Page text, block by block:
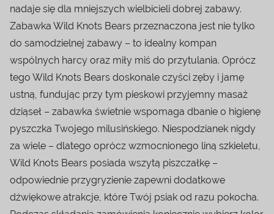
nadaje się dla mniejszych wielbicieli dobrej zabawy.
Zabawka Wild Knots Bears przeznaczona jest nie tylko
do samodzielnej zabawy – to idealny kompan
wspólnych harcy oraz miły miś do przytulania. Oprócz
tego Wild Knots Bears doskonale czyści zęby i jamę
ustną, fundując przy tym pieskowi przyjemny masaż
dziąseł – zabawka świetnie wspomaga dbanie o higienę
pyszczka Twojego milusińskiego. Niespodzianek nigdy
za wiele – dlatego oprócz wzmocnionego liną szkieletu,
Wild Knots Bears posiada wszytą piszczałkę –
odpowiednie przygryzienie zapewni dodatkowe
dźwiękowe atrakcje, które Twój psiak od razu pokocha.